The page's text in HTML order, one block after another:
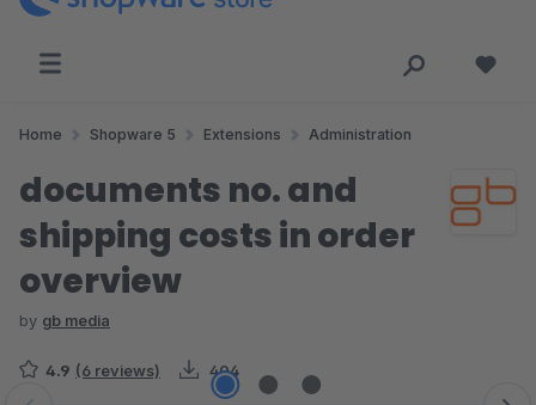
Home Shopware 5 Extensions Administration
documents no. and
shipping costs in order
overview
by gb media
4.9 (6 reviews) 404